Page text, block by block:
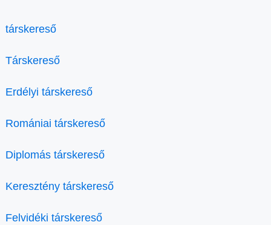
társkereső
Társkereső
Erdélyi társkereső
Romániai társkereső
Diplomás társkereső
Keresztény társkereső
Felvidéki társkereső